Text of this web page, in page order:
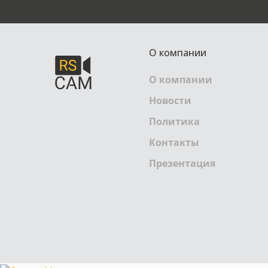
О компании
О компании
Новости
Политика
Контакты
Презентация